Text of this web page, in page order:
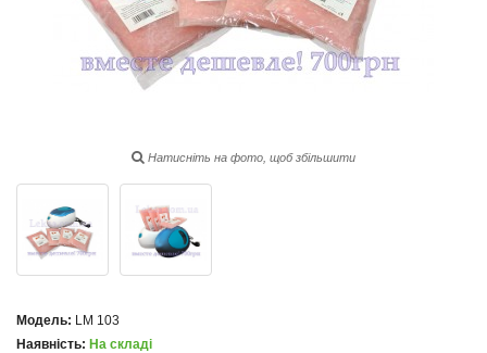
Натисніть на фото, щоб збільшити
Модель: LM 103
Наявність: На складі